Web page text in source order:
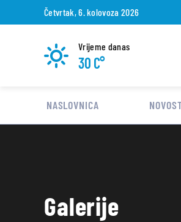
Četvrtak, 6. kolovoza 2026
Vrijeme danas
30 C°
NASLOVNICA
Galerije